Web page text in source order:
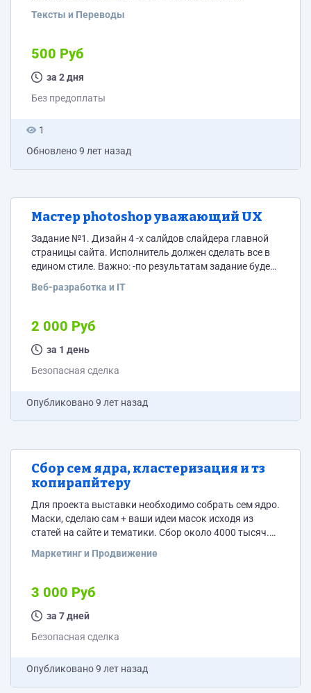
выполнение тестового задания: необходимо написать
Первую часть подробностей отправлю 10
претендентам. Выбранному исполнителю работа
(тестовая) будет оплачено. Объем работ достаточно
статья (посчитал))))....
Тексты и Переводы
500 Руб
за 2 дня
Без предоплаты
1
Обновлено9 лет назад
Мастер photoshop уважающий UX
Задание №1. Дизайн 4 -х салйдов слайдера главной
страницы сайта. Исполнитель должен сделать все в
едином стиле. Важно: -по результатам задание будет
(заданий еще много) Тематика: вечерняя концертная
каждому слайду. Нужен, мастер photoshop (или
Веб-разработка и IT
2 000 Руб
за 1 день
Безопасная сделка
Опубликовано9 лет назад
Сбор сем ядра, кластеризация и тз
копирапйтеру
Для проекта выставки необходимо собрать сем ядро.
Маски, сделаю сам + ваши идеи масок исходя из
статей на сайте и тематики. Сбор около 4000 тысяч.
копирайтеру по каждой собраной группе. Сем ядро
СМИ). Все подробности исполнителю. Потому как
подробностей много. Сразу прошу не обращаться
дилетантам, проверять ядро...
Маркетинг и Продвижение
3 000 Руб
за 7 дней
Безопасная сделка
Опубликовано9 лет назад